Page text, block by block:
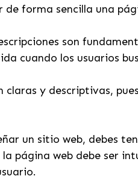
forma sencilla una
son
cuando los usuarios
claras y descriptivas,
un sitio web, debes
página web debe ser